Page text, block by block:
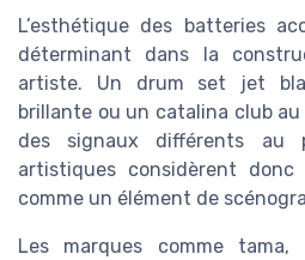
L’esthétique des batteries
déterminant dans la
artiste. Un drum set jet
brillante ou un catalina club
des signaux différents au
artistiques considèrent
comme un élément de
Les marques comme tama,